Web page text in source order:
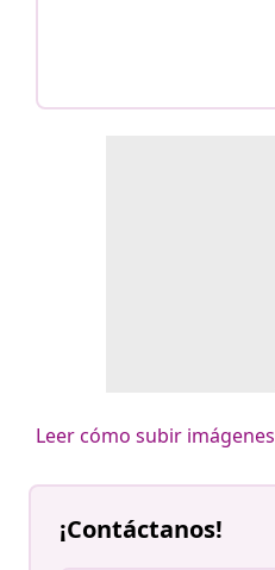
Leer cómo subir imágenes
¡Contáctanos!